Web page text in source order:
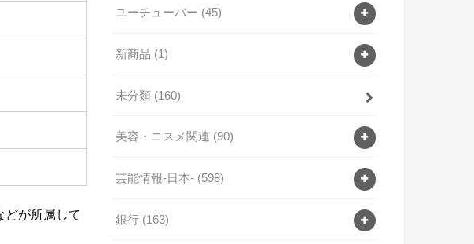
どが所属して
ユーチューバー (45)
新商品 (1)
未分類 (160)
美容・コスメ関連 (90)
芸能情報-日本- (598)
銀行 (163)